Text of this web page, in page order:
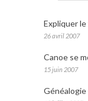
Expliquer
26 avril 2007
Canoe se
15 juin 2007
Généalogie